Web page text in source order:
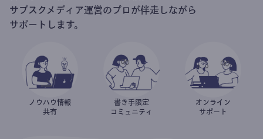
サブスクメディア運営のプロが伴走しながら
サポートします。
ノウハウ情報
共有
書き手限定
コミュニティ
オンライン
サポート